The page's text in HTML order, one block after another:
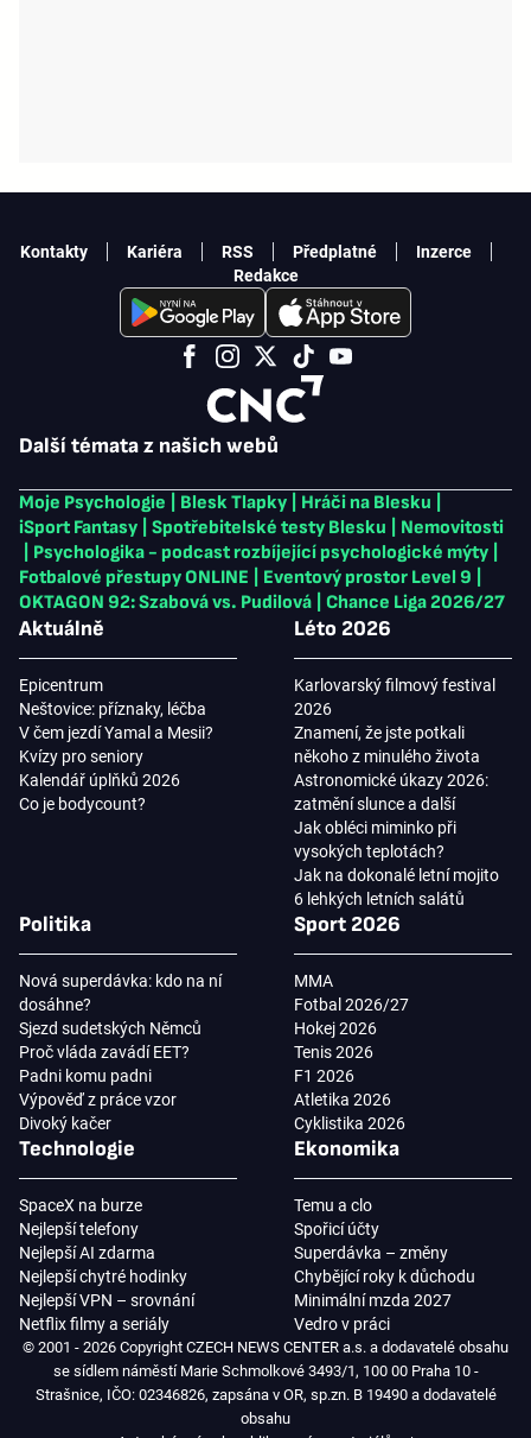
Další témata z našich webů
Moje Psychologie Blesk Tlapky Hráči na Blesku
iSport Fantasy
Spotřebitelské testy Blesku
Nemovitosti
Psychologika - podcast rozbíjející psychologické mýty
Fotbalové přestupy ONLINE
Eventový prostor Level 9
OKTAGON 92: Szabová vs. Pudilová
Chance Liga 2026/27
Aktuálně
Epicentrum
Neštovice: příznaky, léčba
V čem jezdí Yamal a Mesii?
Kvízy pro seniory
Kalendář úplňků 2026
Co je bodycount?
Léto 2026
Karlovarský filmový festival
2026
Znamení, že jste potkali
někoho z minulého života
Astronomické úkazy 2026:
zatmění slunce a další
Jak obléci miminko při
vysokých teplotách?
Jak na dokonalé letní mojito
6 lehkých letních salátů
Politika
Nová superdávka: kdo na ní
dosáhne?
Sjezd sudetských Němců
Proč vláda zavádí EET?
Padni komu padni
Výpověď z práce vzor
Divoký kačer
Sport 2026
MMA
Fotbal 2026/27
Hokej 2026
Tenis 2026
F1 2026
Atletika 2026
Cyklistika 2026
Technologie
SpaceX na burze
Nejlepší telefony
Nejlepší AI zdarma
Nejlepší chytré hodinky
Nejlepší VPN – srovnání
Netflix filmy a seriály
Ekonomika
Temu a clo
Spořicí účty
Superdávka – změny
Chybějící roky k důchodu
Minimální mzda 2027
Vedro v práci
Kontakty Kariéra RSS Předplatné
Inzerce
Redakce
© 2001 - 2026 Copyright CZECH NEWS CENTER a.s. a dodavatelé obsahu
se sídlem náměstí Marie Schmolkové 3493/1, 100 00 Praha 10 -
Strašnice, IČO: 02346826, zapsána v OR, sp.zn. B 19490 a dodavatelé
obsahu